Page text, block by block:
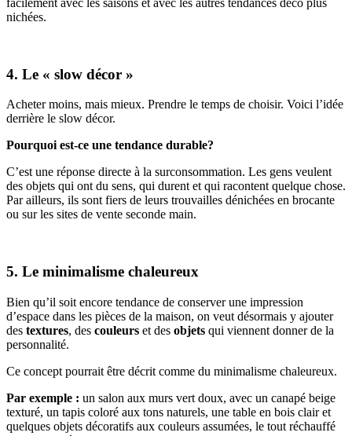
facilement avec les saisons et avec les autres tendances déco plus
nichées.
4. Le « slow décor »
Acheter moins, mais mieux. Prendre le temps de choisir. Voici l’idée
derrière le slow décor.
Pourquoi est-ce une tendance durable?
C’est une réponse directe à la surconsommation. Les gens veulent
des objets qui ont du sens, qui durent et qui racontent quelque chose.
Par ailleurs, ils sont fiers de leurs trouvailles dénichées en brocante
ou sur les sites de vente seconde main.
5. Le minimalisme chaleureux
Bien qu’il soit encore tendance de conserver une impression
d’espace dans les pièces de la maison, on veut désormais y ajouter
des textures, des couleurs et des objets qui viennent donner de la
personnalité.
Ce concept pourrait être décrit comme du minimalisme chaleureux.
Par exemple : un salon aux murs vert doux, avec un canapé beige
texturé, un tapis coloré aux tons naturels, une table en bois clair et
quelques objets décoratifs aux couleurs assumées, le tout réchauffé